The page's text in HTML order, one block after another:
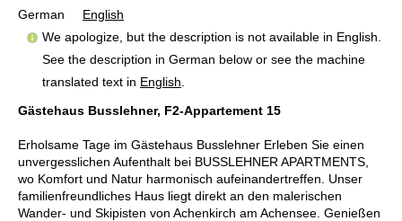
German
English
We apologize, but the description is not available in English.
See the description in German below or see the machine
translated text in English
Gästehaus Busslehner, F2-Appartement 15
Erholsame Tage im Gästehaus Busslehner Erleben Sie einen
unvergesslichen Aufenthalt bei BUSSLEHNER APARTMENTS,
wo Komfort und Natur harmonisch aufeinandertreffen. Unser
familienfreundliches Haus liegt direkt an den malerischen
Wander- und Skipisten von Achenkirch am Achensee. Genießen